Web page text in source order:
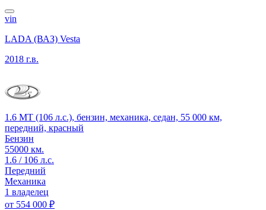
vin
LADA (ВАЗ) Vesta
2018 г.в.
1.6 MT (106 л.с.), бензин, механика, седан, 55 000 км,
передний, красный
Бензин
55000 км.
1.6 / 106 л.с.
Передний
Механика
1 владелец
от 554 000 ₽